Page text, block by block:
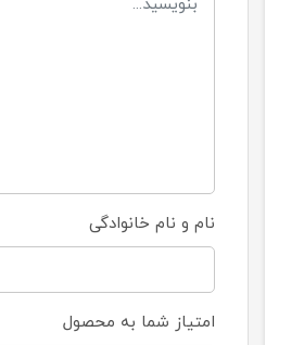
نام و نام خانوادگی
امتیاز شما به محصول